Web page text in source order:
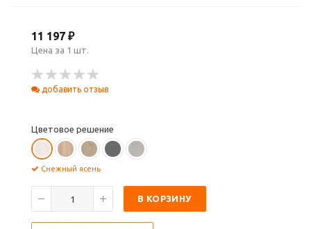
11 197 ₽
Цена за 1 шт.
добавить отзыв
Цветовое решение
Снежный ясень
В КОРЗИНУ